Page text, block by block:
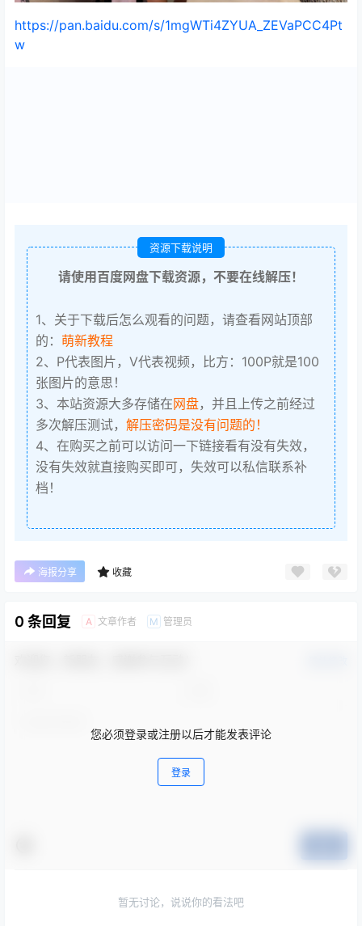
https://pan.baidu.com/s/1mgWTi4ZYUA_ZEVaPCC4Pt
w
资源下载说明
请使用百度网盘下载资源，不要在线解压！
1、关于下载后怎么观看的问题，请查看网站顶部
的： 萌新教程
2、P代表图片，V代表视频，比方：100P就是100
张图片的意思！
3、本站资源大多存储在网盘，并且上传之前经过
多次解压测试， 解压密码是没有问题的！
4、在购买之前可以访问一下链接看有没有失效，
没有失效就直接购买即可，失效可以私信联系补
档！
海报分享 收藏
0 条回复 A 文章作者 M 管理员
您必须登录或注册以后才能发表评论
登录
暂无讨论，说说你的看法吧